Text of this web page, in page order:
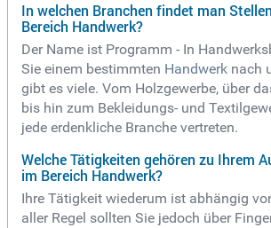
In welchen Branchen findet man
Bereich Handwerk?
Der Name ist Programm - In
Sie einem bestimmten Handwerk nach
gibt es viele. Vom Holzgewerbe, über
bis hin zum Bekleidungs- und
jede erdenkliche Branche vertreten.
Welche Tätigkeiten gehören zu Ihrem
im Bereich Handwerk?
Ihre Tätigkeit wiederum ist abhängig
aller Regel sollten Sie jedoch über